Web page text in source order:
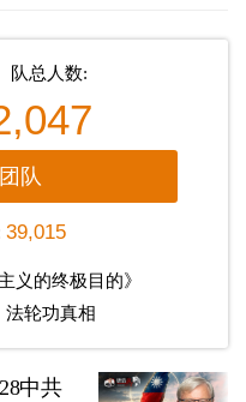
队总人数:
队
39,015
义的终极目的》
法轮功真相
中共